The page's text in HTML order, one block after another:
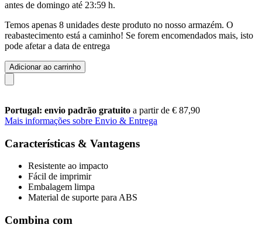
antes de domingo até 23:59 h.
Temos apenas 8 unidades deste produto no nosso armazém. O
reabastecimento está a caminho! Se forem encomendados mais, isto
pode afetar a data de entrega
Adicionar ao carrinho
Portugal: envio padrão gratuito a partir de € 87,90
Mais informações sobre Envio & Entrega
Características & Vantagens
Resistente ao impacto
Fácil de imprimir
Embalagem limpa
Material de suporte para ABS
Combina com